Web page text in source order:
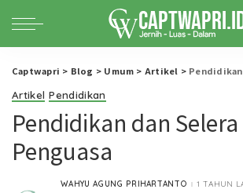
Captwapri > Blog > Umum > Artikel > Pendidikan
Artikel Pendidikan
Pendidikan dan Selera
Penguasa
POSTED
WAHYU AGUNG PRIHARTANTO 1 TAHUN